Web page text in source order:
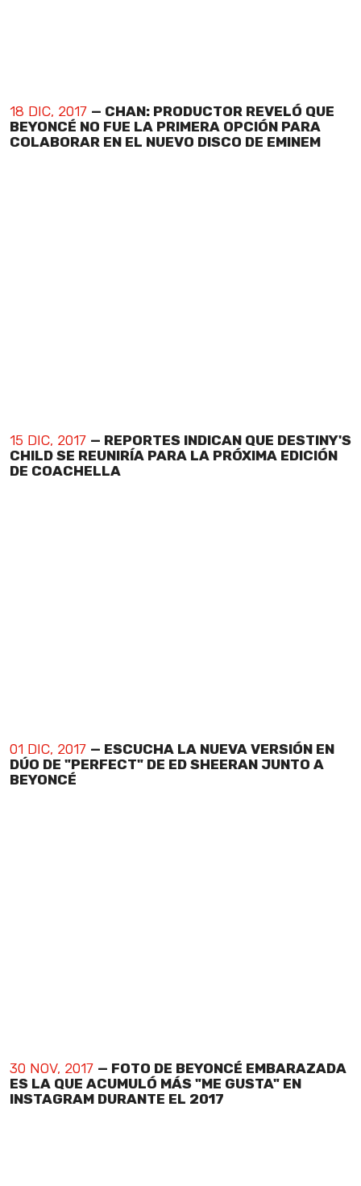
18 DIC, 2017 — CHAN: PRODUCTOR REVELÓ QUE
BEYONCÉ NO FUE LA PRIMERA OPCIÓN PARA
COLABORAR EN EL NUEVO DISCO DE EMINEM
15 DIC, 2017 — REPORTES INDICAN QUE DESTINY'S
CHILD SE REUNIRÍA PARA LA PRÓXIMA EDICIÓN
DE COACHELLA
01 DIC, 2017 — ESCUCHA LA NUEVA VERSIÓN EN
DÚO DE "PERFECT" DE ED SHEERAN JUNTO A
BEYONCÉ
30 NOV, 2017 — FOTO DE BEYONCÉ EMBARAZADA
ES LA QUE ACUMULÓ MÁS "ME GUSTA" EN
INSTAGRAM DURANTE EL 2017